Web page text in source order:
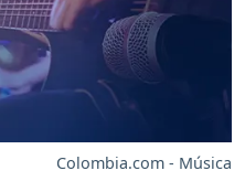
Colombia.com - Música